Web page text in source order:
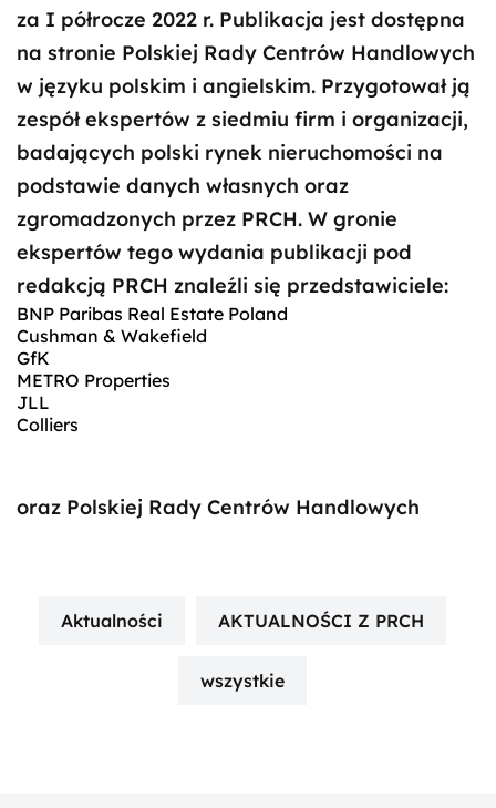
za I półrocze 2022 r. Publikacja jest dostępna
na stronie Polskiej Rady Centrów Handlowych
w języku polskim i angielskim. Przygotował ją
zespół ekspertów z siedmiu firm i organizacji,
badających polski rynek nieruchomości na
podstawie danych własnych oraz
zgromadzonych przez PRCH. W gronie
ekspertów tego wydania publikacji pod
redakcją PRCH znaleźli się przedstawiciele:
BNP Paribas Real Estate Poland
Cushman & Wakefield
GfK
METRO Properties
JLL
Colliers
oraz Polskiej Rady Centrów Handlowych
Aktualności AKTUALNOŚCI Z PRCH
wszystkie